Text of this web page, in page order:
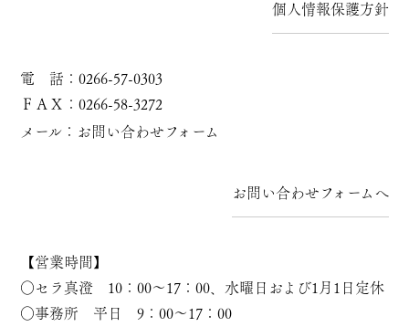
個人情報保護方針
電 話：0266-57-0303
ＦＡＸ：0266-58-3272
メール：
お問い合わせフォーム
お問い合わせフォームへ
【営業時間】
○セラ真澄 10：00～17：00、水曜日および1月1日定休
○事務所 平日 9：00～17：00